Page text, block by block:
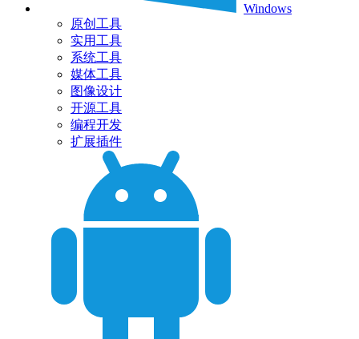
Windows
原创工具
实用工具
系统工具
媒体工具
图像设计
开源工具
编程开发
扩展插件